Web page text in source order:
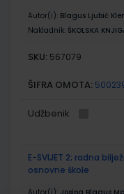
Autor(i): Blagus Ljubić
Nakladnik: ŠKOLSKA
SKU: 567079
ŠIFRA OMOTA:
Udžbenik
E-SVIJET 2; radna
osnovne škole